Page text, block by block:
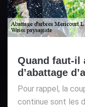
Quand faut-il
d’abattage
Pour rappel, la
continue sont les